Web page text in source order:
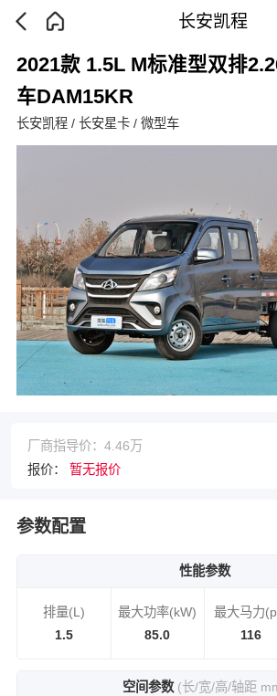
长安凯程
2021款 1.5L M标准型双排
车DAM15KR
长安凯程 / 长安星卡 / 微型车
厂商指导价：4.46万
报价： 暂无报价
参数配置
性能参数
排量(L)
1.5
最大功率(kW)
85.0
最大马力
116
空间参数 (长/宽/高/轴距